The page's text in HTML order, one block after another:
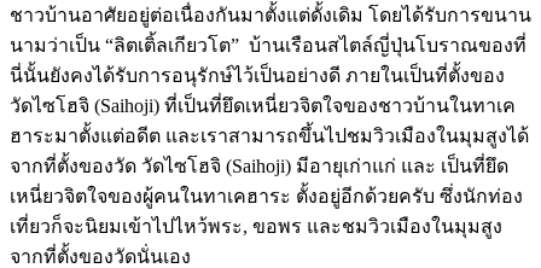
ชาวบ้านอาศัยอยู่ต่อเนื่องกันมาตั้งแต่ดั้งเดิม โดยได้รับการขนาน
นามว่าเป็น “ลิตเติ้ลเกียวโต” บ้านเรือนสไตล์ญี่ปุ่นโบราณของที่
นี่นั้นยังคงได้รับการอนุรักษ์ไว้เป็นอย่างดี ภายในเป็นที่ตั้งของ
วัดไซโฮจิ (Saihoji) ที่เป็นที่ยึดเหนี่ยวจิตใจของชาวบ้านในทาเค
ฮาระมาตั้งแต่อดีต และเราสามารถขึ้นไปชมวิวเมืองในมุมสูงได้
จากที่ตั้งของวัด วัดไซโฮจิ (Saihoji) มีอายุเก่าแก่ และ เป็นที่ยึด
เหนี่ยวจิตใจของผู้คนในทาเคฮาระ ตั้งอยู่อีกด้วยครับ ซึ่งนักท่อง
เที่ยวก็จะนิยมเข้าไปไหว้พระ, ขอพร และชมวิวเมืองในมุมสูง
จากที่ตั้งของวัดนั่นเอง